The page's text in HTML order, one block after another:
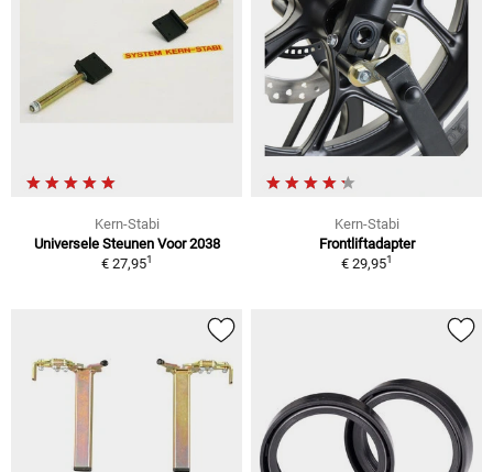
Kern-Stabi
Universele Steunen Voor 2038
€ 27,951
Kern-Stabi
Frontliftadapter
€ 29,951